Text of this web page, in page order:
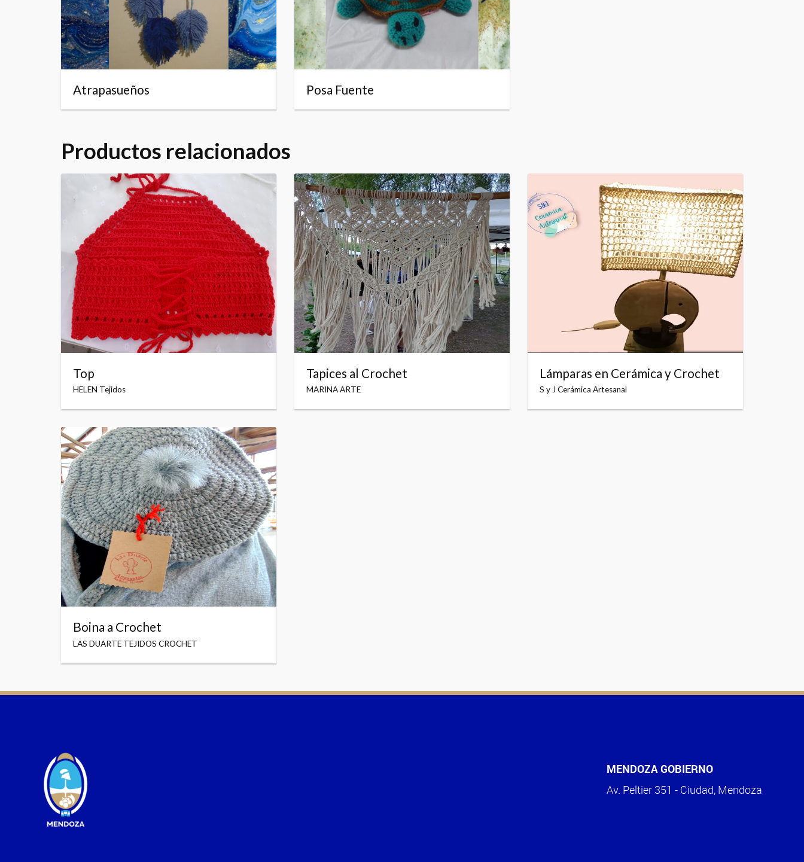
Atrapasueños Posa Fuente
Productos relacionados
Top
HELEN Tejidos
Tapices al Crochet
MARINA ARTE
Lámparas en Cerámica y Crochet
S y J Cerámica Artesanal
Boina a Crochet
LAS DUARTE TEJIDOS CROCHET
MENDOZA GOBIERNO
Av. Peltier 351 - Ciudad, Mendoza